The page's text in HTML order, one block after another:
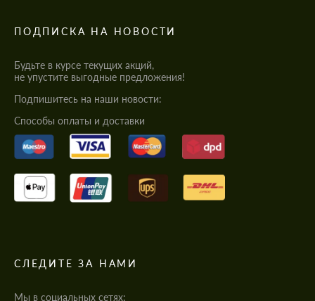
ПОДПИСКА НА НОВОСТИ
Будьте в курсе текущих акций,
не упустите выгодные предложения!
Подпишитесь на наши новости:
Cпособы оплаты и доставки
СЛЕДИТЕ ЗА НАМИ
Мы в социальных сетях: